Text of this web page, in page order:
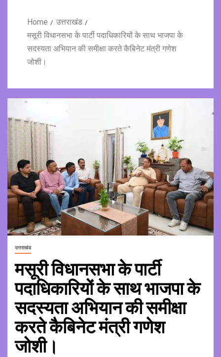
Home
उत्तराखंड
मसूरी विधानसभा के पार्टी पदाधिकारियों के साथ भाजपा के
सदस्यता अभियान की समीक्षा करते कैबिनेट मंत्री गणेश
जोशी।
उत्तराखंड
मसूरी विधानसभा के पार्टी
पदाधिकारियों के साथ भाजपा के
सदस्यता अभियान की समीक्षा
करते कैबिनेट मंत्री गणेश
जोशी।